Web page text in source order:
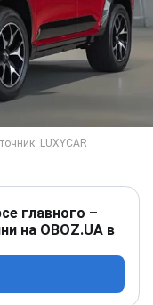
главного –
на OBOZ.UA в